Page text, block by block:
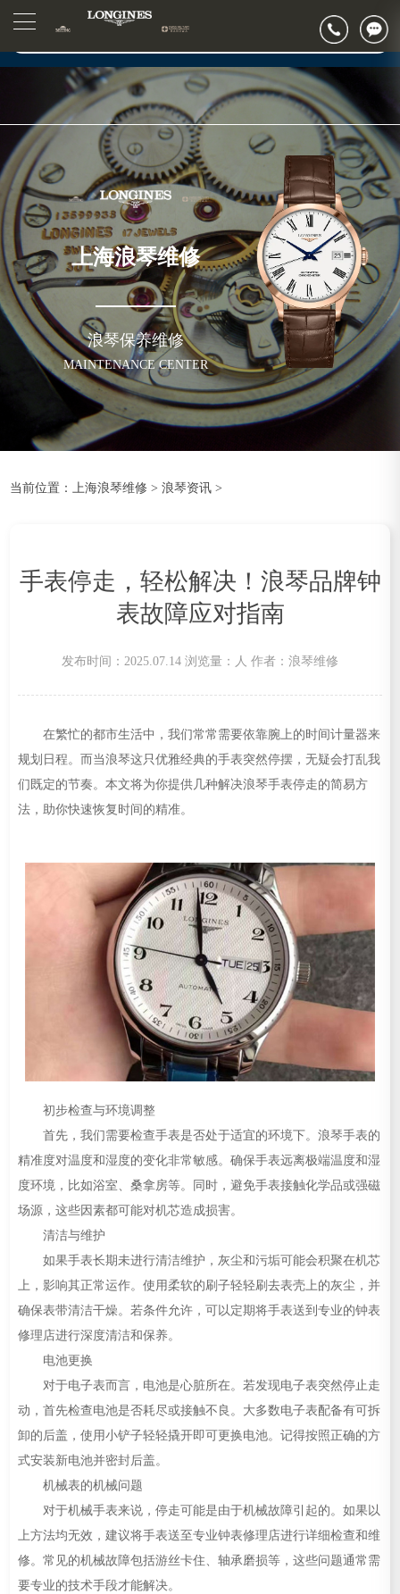
▲
▼
2026年7月上海市浪琴官方售后客户服务热线：400-995-7728
2026年7月浪琴售后服务中心最新网点地址：
上海市徐汇区虹桥路3号港汇中心写字楼2座37层3705室（需提前预约）
上海市黄浦区南京东路299号宏伊国际广场写字楼8层806室（需提前预约）
上海市黄浦区南京东路299号宏伊国际广场写字楼8层806室浪琴售后服务中心（需提前预约）
上海市徐汇区虹桥路3号港汇中心2座37层3705室浪琴售后服务中心（需提前预约）
节假日正常营业！
上海浪琴维修
浪琴保养维修
MAINTENANCE CENTER
当前位置： 上海浪琴维修 >浪琴资讯 >
手表停走，轻松解决！浪琴品牌钟
表故障应对指南
发布时间：2025.07.14 浏览量： 人 作者：浪琴维修
在繁忙的都市生活中，我们常常需要依靠腕上的时间计量器来
规划日程。而当浪琴这只优雅经典的手表突然停摆，无疑会打乱我
们既定的节奏。本文将为你提供几种解决浪琴手表停走的简易方
法，助你快速恢复时间的精准。
初步检查与环境调整
首先，我们需要检查手表是否处于适宜的环境下。浪琴手表的
精准度对温度和湿度的变化非常敏感。确保手表远离极端温度和湿
度环境，比如浴室、桑拿房等。同时，避免手表接触化学品或强磁
场源，这些因素都可能对机芯造成损害。
清洁与维护
如果手表长期未进行清洁维护，灰尘和污垢可能会积聚在机芯
上，影响其正常运作。使用柔软的刷子轻轻刷去表壳上的灰尘，并
确保表带清洁干燥。若条件允许，可以定期将手表送到专业的钟表
修理店进行深度清洁和保养。
电池更换
对于电子表而言，电池是心脏所在。若发现电子表突然停止走
动，首先检查电池是否耗尽或接触不良。大多数电子表配备有可拆
卸的后盖，使用小铲子轻轻撬开即可更换电池。记得按照正确的方
式安装新电池并密封后盖。
机械表的机械问题
对于机械手表来说，停走可能是由于机械故障引起的。如果以
上方法均无效，建议将手表送至专业钟表修理店进行详细检查和维
修。常见的机械故障包括游丝卡住、轴承磨损等，这些问题通常需
要专业的技术手段才能解决。